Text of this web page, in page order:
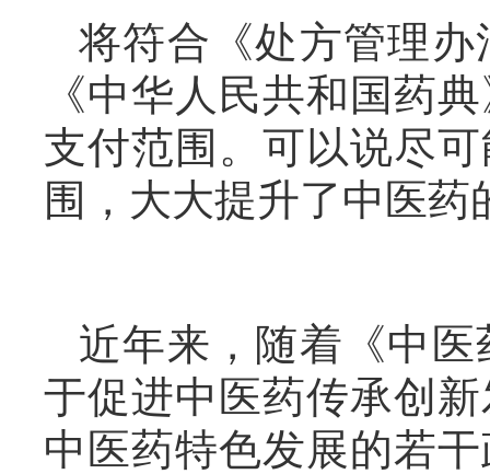
将符合《处方管理
《中华人民共和国药
支付范围。可以说尽
围，大大提升了中医药
近年来，随着《中
于促进中医药传承创
中医药特色发展的若